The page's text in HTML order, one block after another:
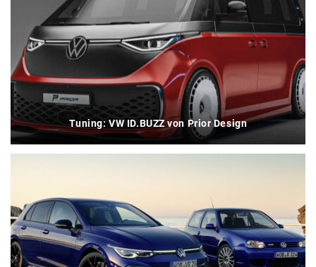
Tuning: VW ID.BUZZ von Prior Design